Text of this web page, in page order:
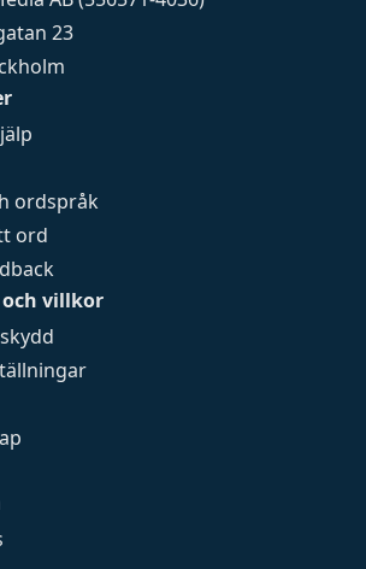
ordspråk
ord
villkor
23